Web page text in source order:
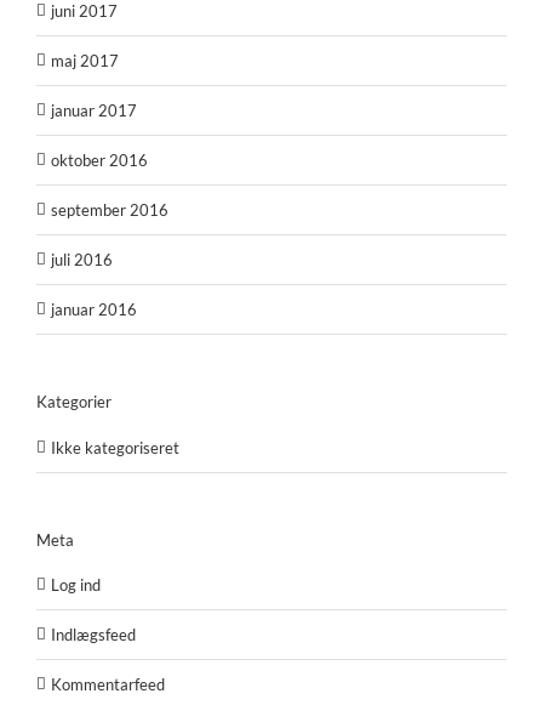
juni 2017
maj 2017
januar 2017
oktober 2016
september 2016
juli 2016
januar 2016
Kategorier
Ikke kategoriseret
Meta
Log ind
Indlægsfeed
Kommentarfeed